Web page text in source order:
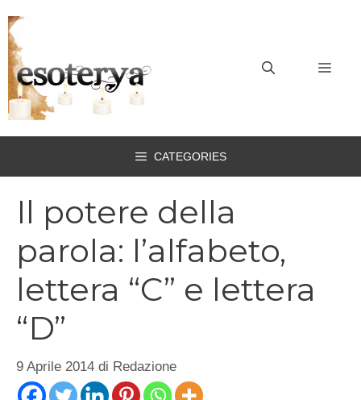
al
contenuto
CATEGORIES
Il potere della
parola: l’alfabeto,
lettera “C” e lettera
“D”
9 Aprile 2014 di Redazione